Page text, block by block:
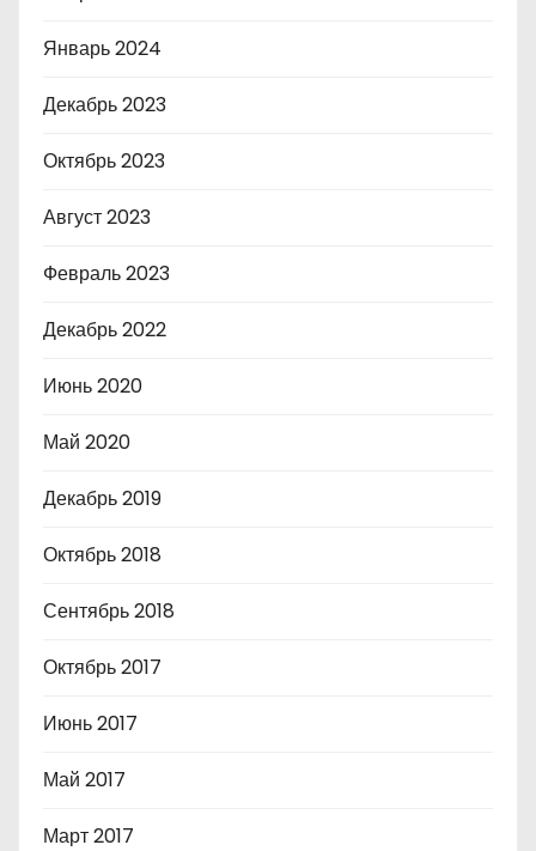
Январь 2024
Декабрь 2023
Октябрь 2023
Август 2023
Февраль 2023
Декабрь 2022
Июнь 2020
Май 2020
Декабрь 2019
Октябрь 2018
Сентябрь 2018
Октябрь 2017
Июнь 2017
Май 2017
Март 2017